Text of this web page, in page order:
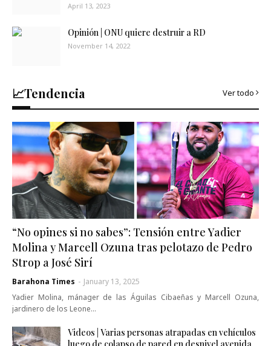
April 13, 2023
Opinión | ONU quiere destruir a RD
November 14, 2022
📈Tendencia Ver todo
“No opines si no sabes”: Tensión entre Yadier
Molina y Marcell Ozuna tras pelotazo de Pedro
Strop a José Sirí
Barahona Times - January 13, 2025
Yadier Molina, mánager de las Águilas Cibaeñas y Marcell Ozuna,
jardinero de los Leone…
Videos | Varias personas atrapadas en vehículos
luego de colapso de pared en desnivel avenida